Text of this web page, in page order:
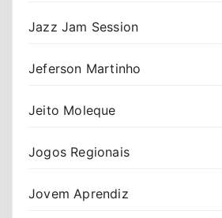
Jazz Jam Session
Jeferson Martinho
Jeito Moleque
Jogos Regionais
Jovem Aprendiz